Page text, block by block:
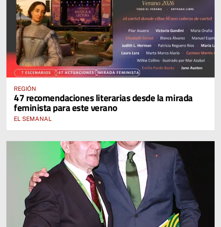
REGIÓN
47 recomendaciones literarias desde la mirada
feminista para este verano
EL SEMANAL